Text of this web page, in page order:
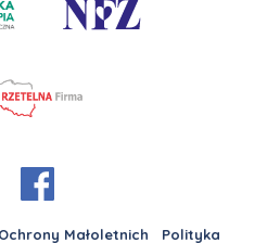
Małoletnich
Polityka